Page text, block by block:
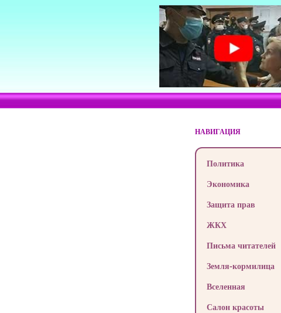
НАВИГАЦИЯ
Политика
Экономика
Защита прав
ЖКХ
Письма читателей
Земля-кормилица
Вселенная
Салон красоты